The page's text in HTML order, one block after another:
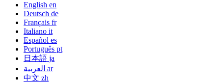
English en
Deutsch de
Français fr
Italiano it
Español es
Português pt
日本語 ja
ar
中文 zh